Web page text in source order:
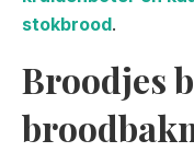
stokbrood.
Broodjes